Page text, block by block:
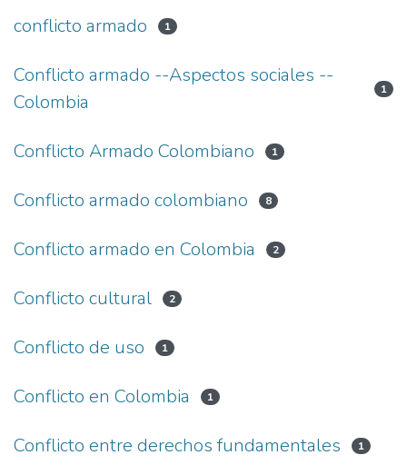
conflicto armado 1
Conflicto armado --Aspectos sociales --
Colombia
1
Conflicto Armado Colombiano 1
Conflicto armado colombiano 8
Conflicto armado en Colombia 2
Conflicto cultural 2
Conflicto de uso 1
Conflicto en Colombia 1
Conflicto entre derechos fundamentales 1